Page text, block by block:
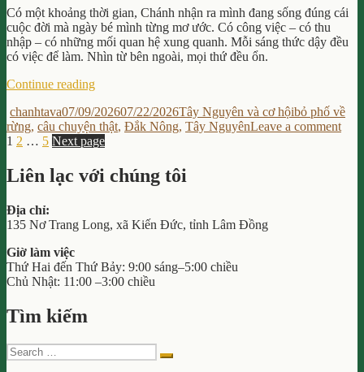
Chuyển
Dịch
Nhà
Đất?
Có một khoảng thời gian, Chánh nhận ra mình đang sống đúng cái
cuộc đời mà ngày bé mình từng mơ ước. Có công việc – có thu
nhập – có những mối quan hệ xung quanh. Mỗi sáng thức dậy đều
có việc để làm. Nhìn từ bên ngoài, mọi thứ đều ổn.
Continue reading“Bỏ
Về
Rừng
Là
Chánh
Từng
Author
chanhtavaPosted
on
07/09/202607/22/2026Categories
Tây Nguyên và cơ hộiTags
bỏ phố về
rừng, câu chuyện thật, Đắk Nông, Tây NguyênLeave a commenton
Posts
pagination
Page
1 Page
2 … Page
5 Next page
Liên lạc với chúng tôi
Địa chỉ:
135 Nơ Trang Long, xã Kiến Đức, tỉnh Lâm Đồng
Giờ làm việc
Thứ Hai đến Thứ Bảy: 9:00 sáng–5:00 chiều
Chủ Nhật: 11:00 –3:00 chiều
Tìm kiếm
Search
for:
Search